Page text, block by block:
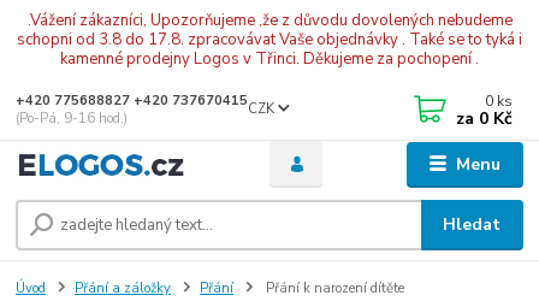
.Vážení zákazníci, Upozorňujeme ,že z důvodu dovolených nebudeme
schopni od 3.8 do 17.8. zpracovávat Vaše objednávky . Také se to tyká i
kamenné prodejny Logos v Třinci. Děkujeme za pochopení .
Menu
CZK
Hledat
+420 775688827 +420 737670415
(Po-Pá, 9-16 hod.)
0 ks
za 0 Kč
Úvod Přání a záložky Přání Přání k narození dítěte